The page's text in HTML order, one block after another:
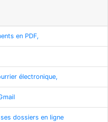
en PDF,
électronique,
dossiers en ligne